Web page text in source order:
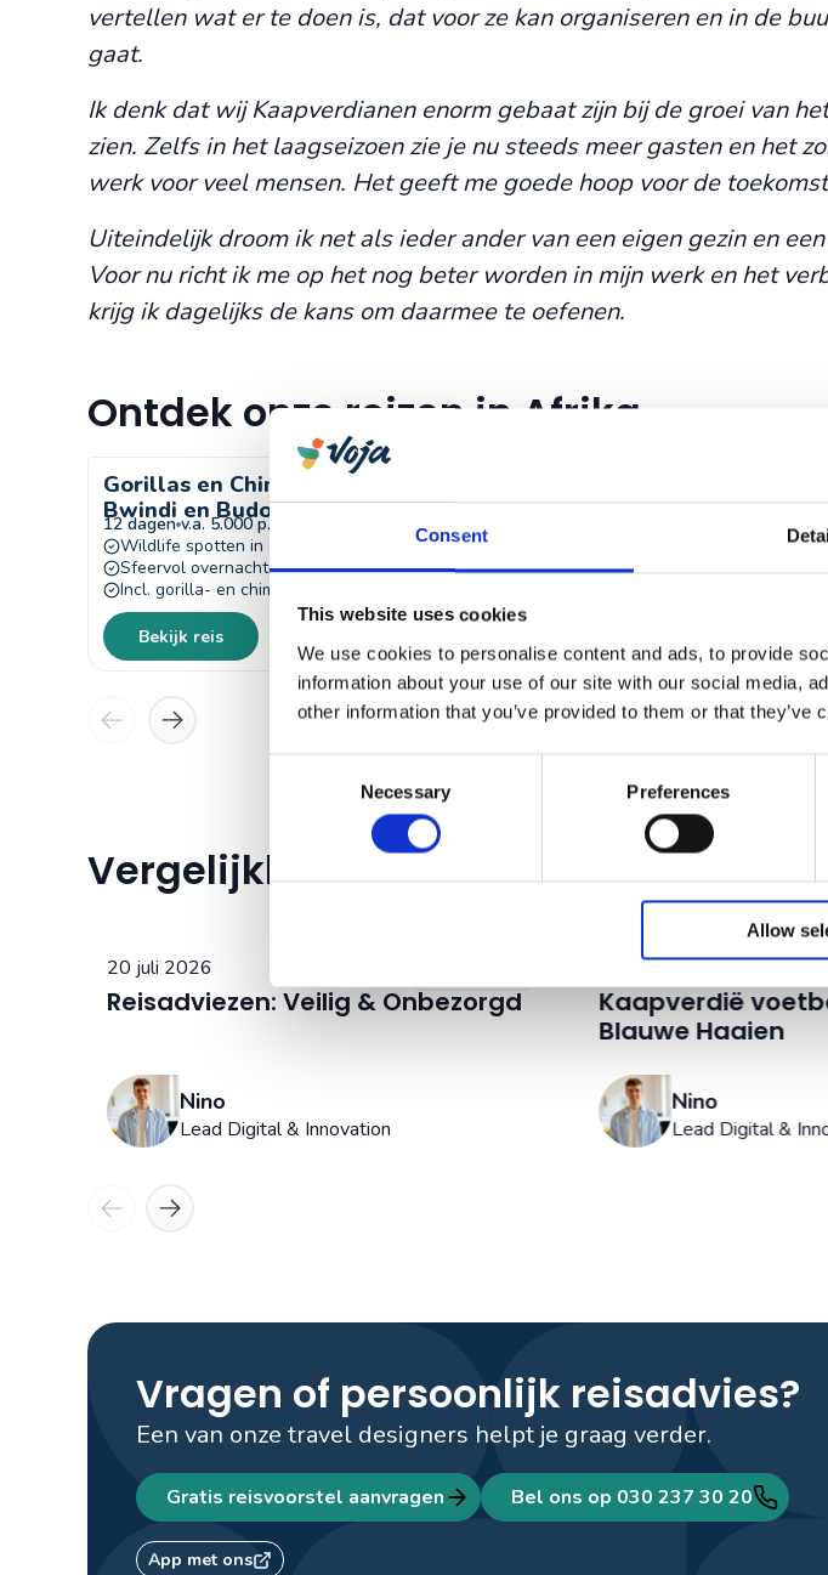
Consent
This website uses cookies
We use cookies to personalise content and ads, to provide
information about your use of our site with our social media,
other information that you’ve provided to them or that
Necessary Preferences
Allow
vertellen wat er te doen is, dat voor ze kan organiseren en in de
gaat.
Ik denk dat wij Kaapverdianen enorm gebaat zijn bij de groei van
zien. Zelfs in het laagseizoen zie je nu steeds meer gasten en het
werk voor veel mensen. Het geeft me goede hoop voor de
Uiteindelijk droom ik net als ieder ander van een eigen gezin en
Voor nu richt ik me op het nog beter worden in mijn werk en het
krijg ik dagelijks de kans om daarmee te oefenen.
Ontdek onze reizen in Afrika
Gorillas en Chimpansees spotten in
Bwindi en Budongo forest
12 dagen v.a. 5.000 p.p. compleet incl.
Wildlife spotten in drie verschillende parken
Sfeervol overnachten met extra comfort
Incl. gorilla- en chimpansee-trekking
Bekijk reis
12 dagen v.a. 3.500 p.p.
Sfeervol overnachten
Ontspannen afsluiten op
Vergelijkbare reisverhalen
20 juli 2026
Reisadviezen: Veilig & Onbezorgd
Nino
Lead Digital & Innovation
20 juli 2026
Kaapverdië
Blauwe Haaien
Nino
Lead Digital &
Vragen of persoonlijk reisadvies?
Een van onze travel designers helpt je graag verder.
Gratis reisvoorstel aanvragen Bel ons op 030 237 30 20
App met ons